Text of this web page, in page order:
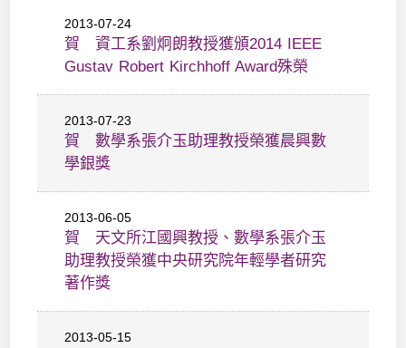
2013-07-24
賀 資工系劉炯朗教授獲頒2014 IEEE
Gustav Robert Kirchhoff Award殊榮
2013-07-23
賀 數學系張介玉助理教授榮獲晨興數
學銀獎
2013-06-05
賀 天文所江國興教授、數學系張介玉
助理教授榮獲中央研究院年輕學者研究
著作獎
2013-05-15